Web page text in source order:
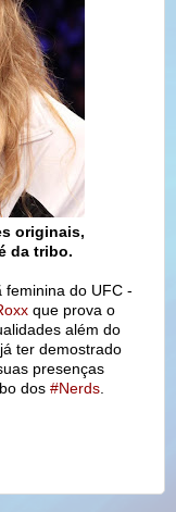
originais,
da tribo.
feminina do UFC -
que prova o
além do
ter demostrado
presenças
dos #Nerds